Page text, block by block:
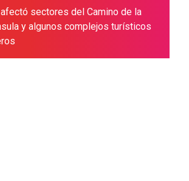
sectores del Camino de la
y algunos complejos turísticos